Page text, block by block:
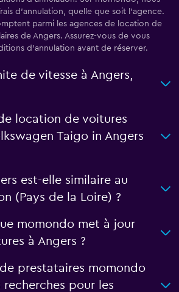
d’annulation, quelle que soit l’agence.
parmi les agences de location de
de Angers. Assurez-vous de vous
d’annulation avant de réserver.
de vitesse à Angers,
location de voitures
Taigo in Angers
est-elle similaire au
(Pays de la Loire) ?
momondo met à jour
à Angers ?
prestataires momondo
pour les